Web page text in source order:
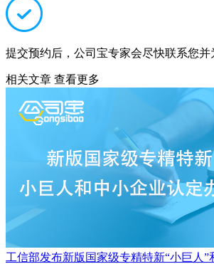
提交预约后，公司宝专家会尽快联系您并
相关文章 查看更多
工信部发布新版国家级专精特新“小巨人